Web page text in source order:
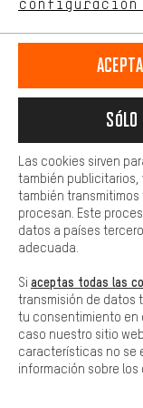
configuración
Más confort
cookies de
sociales. Esto
adicionales que
preguntas de
Básica
Las cookies
Sólo
Las cookies sirven
también publicitarios,
también
procesan. Este
datos a países
adecuada.
Si aceptas todas las
transmisión de datos
tu consentimiento en
caso nuestro sitio
características no se
información sobre